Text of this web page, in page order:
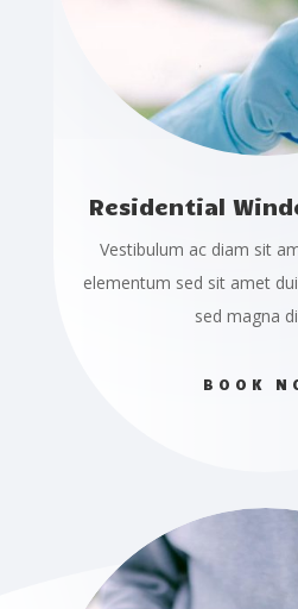
Residential
Vestibulum ac diam sit
elementum sed sit amet
sed magna
BOOK